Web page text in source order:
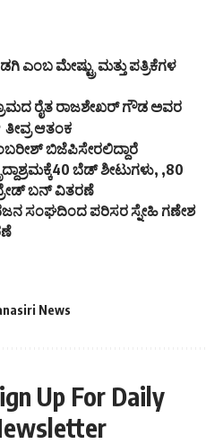
ಎಂಬ ಮೇಷ್ಟ್ರು ಮತ್ತು ಪತ್ರಿಕೆಗಳ
ರೈತ ರಾಜಶೇಖರ್ ಗೌಡ ಅವರ
ಆತಂಕ
ಬಿಜೆಪಿಸೇರಲಿದ್ದಾರೆ
ಬೆಡ್ ಶೀಟುಗಳು, ,80
ಬನ್ ವಿತರಣೆ
ಸಂಘದಿಂದ ಪರಿಸರ ಸ್ನೇಹಿ ಗಣೇಶ
News
Up For Daily